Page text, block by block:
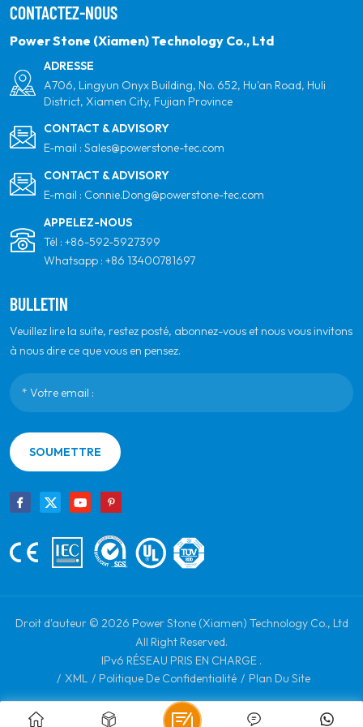
propre et de votre partenaire mondial le plus fiable
pour la qualité, le professionnalisme et l'innovation.
CONTACTEZ-NOUS
Power Stone (Xiamen) Technology Co., Ltd
ADRESSE
A706, Lingyun Onyx Building, No. 652, Hu'an Road, Huli
District, Xiamen City, Fujian Province
CONTACT & ADVISORY
E-mail : Sales@powerstone-tec.com
CONTACT & ADVISORY
E-mail : Connie.Dong@powerstone-tec.com
APPELEZ-NOUS
Tél : +86-592-5927399
Whatsapp : +86 13400781697
BULLETIN
Veuillez lire la suite, restez posté, abonnez-vous et nous vous invitons
à nous dire ce que vous en pensez.
SOUMETTRE
Droit d'auteur © 2026 Power Stone (Xiamen) Technology Co., Ltd
All Right Reserved.
IPv6 RÉSEAU PRIS EN CHARGE .
/ XML / Politique De Confidentialité / Plan Du Site